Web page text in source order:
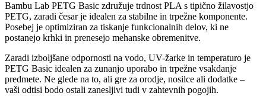
Bambu Lab PETG Basic združuje trdnost PLA s tipično žilavostjo
PETG, zaradi česar je idealen za stabilne in trpežne komponente.
Posebej je optimiziran za tiskanje funkcionalnih delov, ki ne
postanejo krhki in prenesejo mehanske obremenitve.
Zaradi izboljšane odpornosti na vodo, UV-žarke in temperaturo je
PETG Basic idealen za zunanjo uporabo in trpežne vsakdanje
predmete. Ne glede na to, ali gre za orodje, nosilce ali dodatke –
vaši odtisi bodo ostali zanesljivi tudi v zahtevnih pogojih.